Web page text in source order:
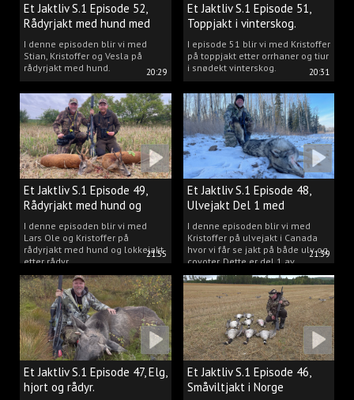
20:29
Et Jaktliv S.1 Episode 52,
Rådyrjakt med hund med
Stian, Kristoffer og Vesla
I denne episoden blir vi med
Stian, Kristoffer og Vesla på
rådyrjakt med hund.
20:31
Et Jaktliv S.1 Episode 51,
Toppjakt i vinterskog.
I episode 51 blir vi med Kristoffer
på toppjakt etter orrhaner og tiur
i snødekt vinterskog.
21:55
Et Jaktliv S.1 Episode 49,
Rådyrjakt med hund og
lokkejakt.
I denne episoden blir vi med
Lars Ole og Kristoffer på
rådyrjakt med hund og lokkejakt
etter rådyr.
21:39
Et Jaktliv S.1 Episode 48,
Ulvejakt Del 1 med
Kristoffer Clausen.
I denne episoden blir vi med
Kristoffer på ulvejakt i Canada
hvor vi får se jakt på både ulv og
coyoter. Dette er del 1 av
ulvejakten.
Et Jaktliv S.1 Episode 47, Elg,
hjort og rådyr.
Et Jaktliv S.1 Episode 46,
Småviltjakt i Norge